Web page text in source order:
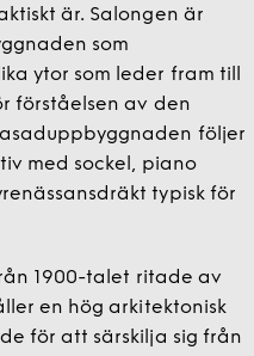
är. Salongen är
som
ytor som leder fram till
förståelsen av den
följer
med sockel, piano
typisk för
1900-talet ritade av
en hög arkitektonisk
för att särskilja sig från